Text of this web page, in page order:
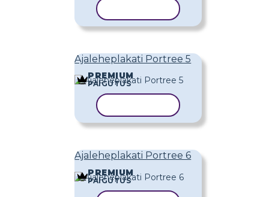
Ajaleheplakati Portree 5
PREMIUM
PAIGUTUS
Ajaleheplakati Portree 6
PREMIUM
PAIGUTUS